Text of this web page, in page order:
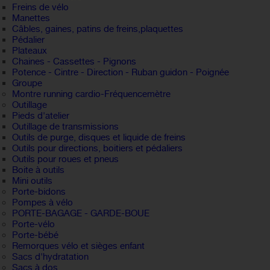
Freins de vélo
Manettes
Câbles, gaines, patins de freins,plaquettes
Pédalier
Plateaux
Chaines - Cassettes - Pignons
Potence - Cintre - Direction - Ruban guidon - Poignée
Groupe
Montre running cardio-Fréquencemètre
Outillage
Pieds d'atelier
Outillage de transmissions
Outils de purge, disques et liquide de freins
Outils pour directions, boitiers et pédaliers
Outils pour roues et pneus
Boite à outils
Mini outils
Porte-bidons
Pompes à vélo
PORTE-BAGAGE - GARDE-BOUE
Porte-vélo
Porte-bébé
Remorques vélo et sièges enfant
Sacs d'hydratation
Sacs à dos